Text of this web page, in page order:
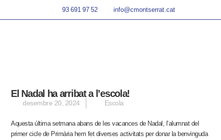
93 691 97 52 info@cmontserrat.cat
El Nadal ha arribat a l’escola!
desembre 20, 2024 Escola
Aquesta última setmana abans de les vacances de Nadal, l’alumnat del
primer cicle de Primària hem fet diverses activitats per donar la benvinguda